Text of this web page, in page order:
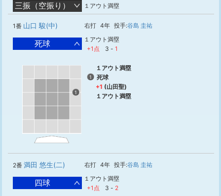
三振（空振り） １アウト満塁
1番 山口 駿(中) 右打 4年 投手:谷島 圭祐
死球
１アウト満塁
+1点
3 - 1
1
１アウト満塁
1
死球
+1 (山田聖)
１アウト満塁
2番 満田 悠生(二) 右打 4年 投手:谷島 圭祐
四球
１アウト満塁
+1点
3 - 2